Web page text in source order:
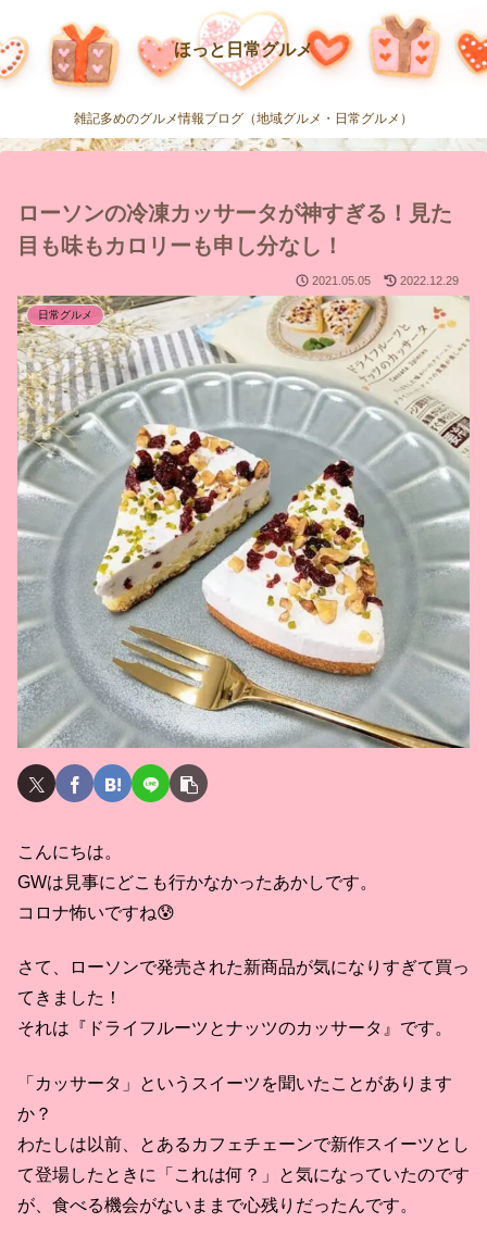
ほっと日常グルメ
雑記多めのグルメ情報ブログ（地域グルメ・日常グルメ）
ローソンの冷凍カッサータが神すぎる！見た
目も味もカロリーも申し分なし！
2021.05.05 2022.12.29
日常グルメ
こんにちは。
GWは見事にどこも行かなかったあかしです。
コロナ怖いですね😰
さて、ローソンで発売された新商品が気になりすぎて買っ
てきました！
それは『ドライフルーツとナッツのカッサータ』です。
「カッサータ」というスイーツを聞いたことがあります
か？
わたしは以前、とあるカフェチェーンで新作スイーツとし
て登場したときに「これは何？」と気になっていたのです
が、食べる機会がないままで心残りだったんです。